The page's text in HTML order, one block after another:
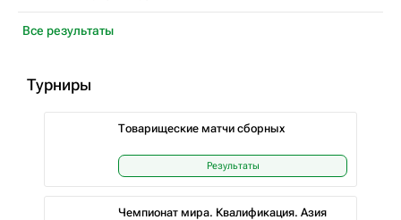
Все результаты
Турниры
Товарищеские матчи сборных
Результаты
Чемпионат мира. Квалификация. Азия